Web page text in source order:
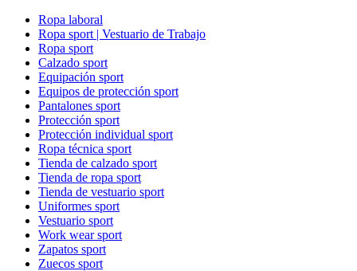
Ropa laboral
Ropa sport | Vestuario de Trabajo
Ropa sport
Calzado sport
Equipación sport
Equipos de protección sport
Pantalones sport
Protección sport
Protección individual sport
Ropa técnica sport
Tienda de calzado sport
Tienda de ropa sport
Tienda de vestuario sport
Uniformes sport
Vestuario sport
Work wear sport
Zapatos sport
Zuecos sport